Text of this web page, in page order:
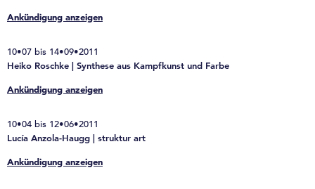
Ankündigung anzeigen
10•07 bis 14•09•2011
Heiko Roschke | Synthese aus Kampfkunst und Farbe
Ankündigung anzeigen
10•04 bis 12•06•2011
Lucía Anzola-Haugg | struktur art
Ankündigung anzeigen